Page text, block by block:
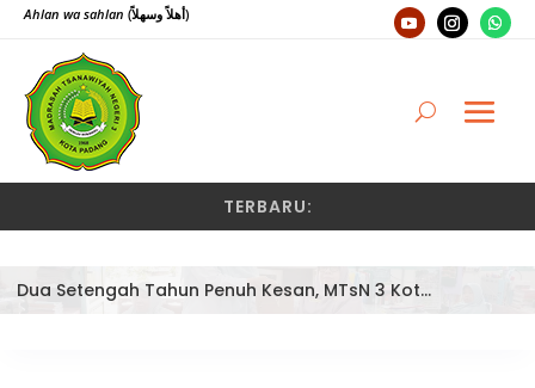
Ahlan wa sahlan (أهلاً وسهلاً)
TERBARU:
Dua Setengah Tahun Penuh Kesan, MTsN 3 Kota Padang Lepas Pengawas Pembina Dra. Nayusminar Nasrun